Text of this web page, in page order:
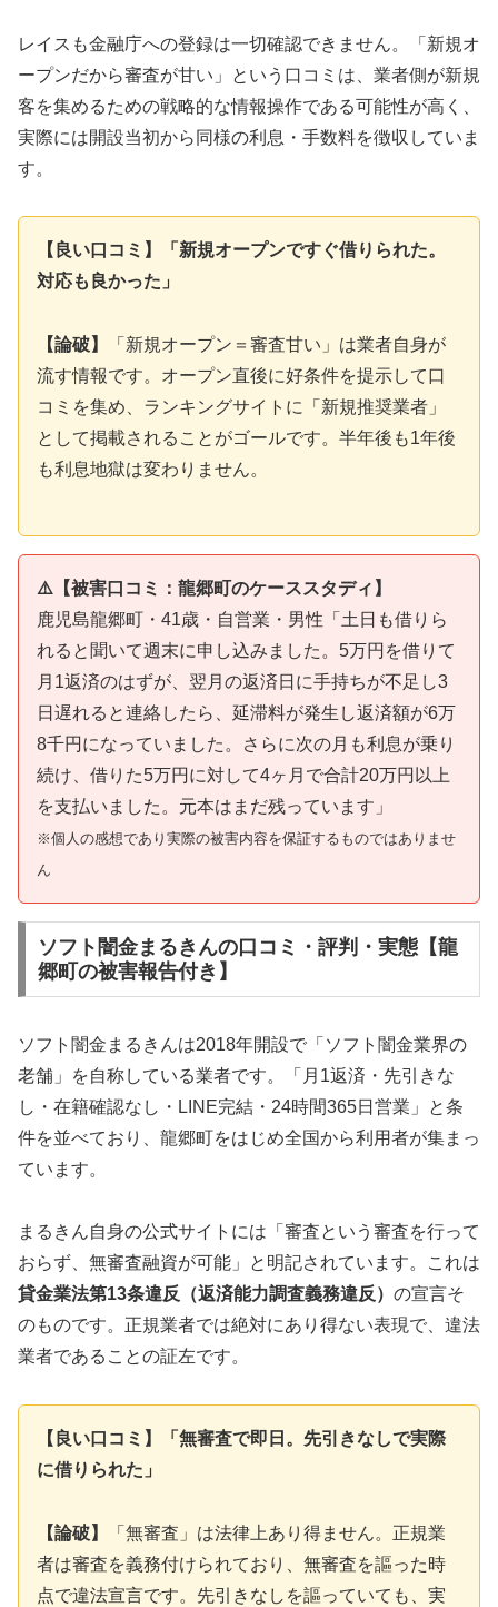
レイスも金融庁への登録は一切確認できません。「新規オ
ープンだから審査が甘い」という口コミは、業者側が新規
客を集めるための戦略的な情報操作である可能性が高く、
実際には開設当初から同様の利息・手数料を徴収していま
す。
【良い口コミ】「新規オープンですぐ借りられた。
対応も良かった」
【論破】
「新規オープン＝審査甘い」は業者自身が
流す情報です。オープン直後に好条件を提示して口
コミを集め、ランキングサイトに「新規推奨業者」
として掲載されることがゴールです。半年後も1年後
も利息地獄は変わりません。
⚠️【被害口コミ：龍郷町のケーススタディ】
鹿児島龍郷町・41歳・自営業・男性「土日も借りら
れると聞いて週末に申し込みました。5万円を借りて
月1返済のはずが、翌月の返済日に手持ちが不足し3
日遅れると連絡したら、延滞料が発生し返済額が6万
8千円になっていました。さらに次の月も利息が乗り
続け、借りた5万円に対して4ヶ月で合計20万円以上
を支払いました。元本はまだ残っています」
※個人の感想であり実際の被害内容を保証するものではありませ
ん
ソフト闇金まるきんの口コミ・評判・実態【龍
郷町の被害報告付き】
ソフト闇金まるきんは2018年開設で「ソフト闇金業界の
老舗」を自称している業者です。「月1返済・先引きな
し・在籍確認なし・LINE完結・24時間365日営業」と条
件を並べており、龍郷町をはじめ全国から利用者が集まっ
ています。
まるきん自身の公式サイトには「審査という審査を行って
おらず、無審査融資が可能」と明記されています。これは
貸金業法第13条違反（返済能力調査義務違反） の宣言そ
のものです。正規業者では絶対にあり得ない表現で、違法
業者であることの証左です。
【良い口コミ】「無審査で即日。先引きなしで実際
に借りられた」
【論破】
「無審査」は法律上あり得ません。正規業
者は審査を義務付けられており、無審査を謳った時
点で違法宣言です。先引きなしを謳っていても、実